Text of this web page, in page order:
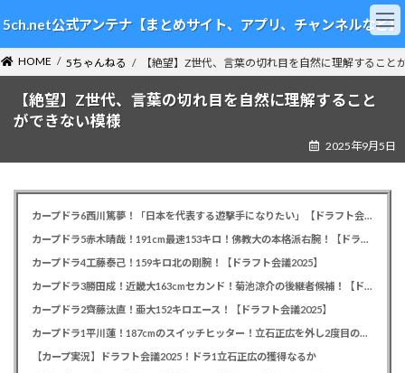
ン
テ
ン
ツ
ビ
ゲ
ー
シ
5ch.net公式アンテナ【まとめサイト、アプリ、チャンネルなど】
HOME 5ちゃんねる 【絶望】Z世代、言葉の切れ目を自然に理解すること
【絶望】Z世代、言葉の切れ目を自然に理解すること
ができない模様
2025年9月5日
カープドラ6西川篤夢！「日本を代表する遊撃手になりたい」【ドラフト会議2025】
カープドラ5赤木晴哉！191cm最速153キロ！佛教大の本格派右腕！【ドラフト会議2025】
カープドラ4工藤泰己！159キロ北の剛腕！【ドラフト会議2025】
カープドラ3勝田成！近畿大163cmセカンド！菊池涼介の後継者候補！【ドラフト会議2025】
カープドラ2齊藤汰直！亜大152キロエース！【ドラフト会議2025】
カープドラ1平川蓮！187cmのスイッチヒッター！立石正広を外し2度目の重複も新井監督がクジを引き当てる！【ドラフト会議2025】
【カープ実況】ドラフト会議2025！ドラ1立石正広の獲得なるか